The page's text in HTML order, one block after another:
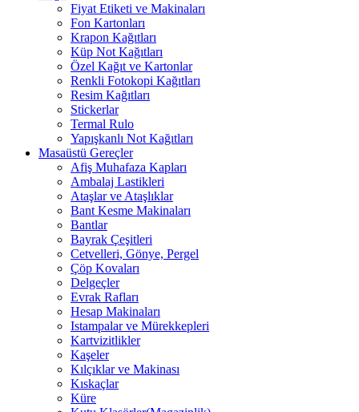
Fiyat Etiketi ve Makinaları
Fon Kartonları
Krapon Kağıtları
Küp Not Kağıtları
Özel Kağıt ve Kartonlar
Renkli Fotokopi Kağıtları
Resim Kağıtları
Stickerlar
Termal Rulo
Yapışkanlı Not Kağıtları
Masaüstü Gereçler
Afiş Muhafaza Kapları
Ambalaj Lastikleri
Ataşlar ve Ataşlıklar
Bant Kesme Makinaları
Bantlar
Bayrak Çeşitleri
Cetvelleri, Gönye, Pergel
Çöp Kovaları
Delgeçler
Evrak Rafları
Hesap Makinaları
Istampalar ve Mürekkepleri
Kartvizitlikler
Kaşeler
Kılçıklar ve Makinası
Kıskaçlar
Küre